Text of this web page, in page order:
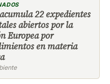
22 expedientes
abiertos por la
Europea por
en materia